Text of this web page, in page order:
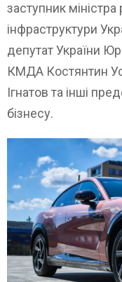
заступник
інфраструктури
депутат України
КМДА Костянтин
Ігнатов та інші
бізнесу.